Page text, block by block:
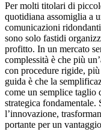
Per molti titolari di
quotidiana assomiglia a
comunicazioni
sono solo fastidi
profitto. In un mercato
complessità è che più
con procedure rigide,
guida è che la
come un semplice taglio
strategica
l’innovazione,
portante per un